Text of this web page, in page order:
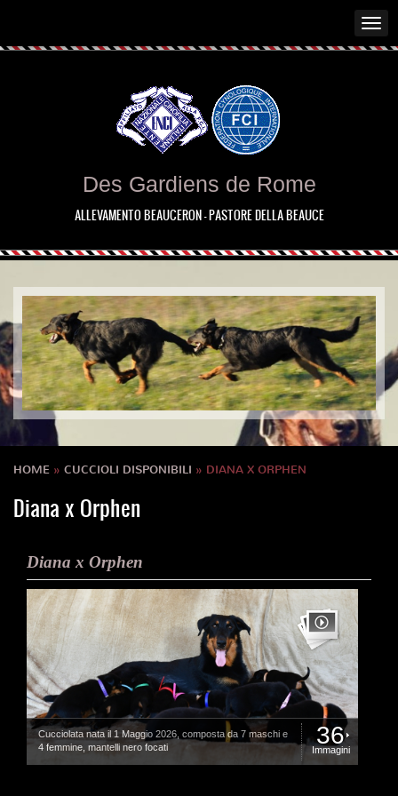
Des Gardiens de Rome
ALLEVAMENTO BEAUCERON - PASTORE DELLA BEAUCE
HOME » CUCCIOLI DISPONIBILI » DIANA X ORPHEN
Diana x Orphen
Diana x Orphen
Cucciolata nata il 1 Maggio 2026, composta da 7 maschi e
4 femmine, mantelli nero focati
36
Immagini